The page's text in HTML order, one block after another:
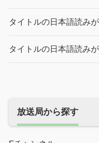
タイトルの日本語読み
タイトルの日本語読み
放送局から探す